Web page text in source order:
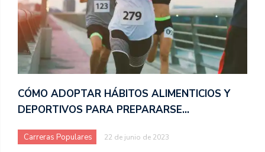
CÓMO ADOPTAR HÁBITOS ALIMENTICIOS Y
DEPORTIVOS PARA PREPARARSE…
Carreras Populares 22 de junio de 2023